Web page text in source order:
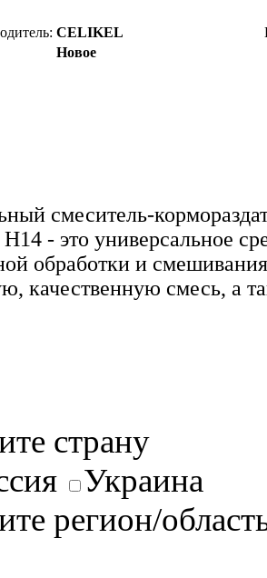
CELIKEL
Новое
смеситель-
- это универсальное
обработки и
качественную смесь, а
страну
Украина
регион/